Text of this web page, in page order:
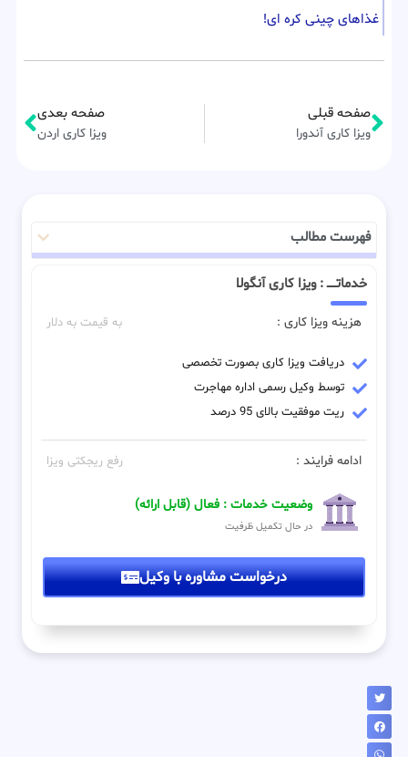
غذاهای چینی کره ای!
صفحه قبلی
ویزا کاری آندورا
صفحه بعدی
ویزا کاری اردن
فهرست مطالب
خدماتـــــ : ویزا کاری آنگولا
هزینه ویزا کاری : به قیمت به دلار
دریافت ویزا کاری بصورت تخصصی
توسط وکیل رسمی اداره مهاجرت
ریت موفقیت بالای 95 درصد
ادامه فرایند : رفع ریجکتی ویزا
وضعیت خدمات : فعال (قابل ارائه)
در حال تکمیل ظرفیت
درخواست مشاوره با وکیل